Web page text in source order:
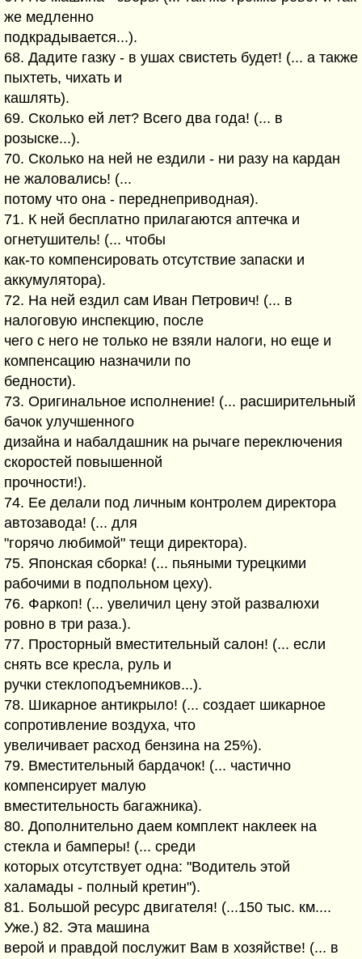
же медленно
подкрадывается...).
68. Дадите газку - в ушах свистеть будет! (... а также
пыхтеть, чихать и
кашлять).
69. Сколько ей лет? Всего два года! (... в
розыске...).
70. Сколько на ней не ездили - ни разу на кардан
не жаловались! (...
потому что она - переднеприводная).
71. К ней бесплатно прилагаются аптечка и
огнетушитель! (... чтобы
как-то компенсировать отсутствие запаски и
аккумулятора).
72. На ней ездил сам Иван Петрович! (... в
налоговую инспекцию, после
чего с него не только не взяли налоги, но еще и
компенсацию назначили по
бедности).
73. Оригинальное исполнение! (... расширительный
бачок улучшенного
дизайна и набалдашник на рычаге переключения
скоростей повышенной
прочности!).
74. Ее делали под личным контролем директора
автозавода! (... для
"горячо любимой" тещи директора).
75. Японская сборка! (... пьяными турецкими
рабочими в подпольном цеху).
76. Фаркоп! (... увеличил цену этой развалюхи
ровно в три раза.).
77. Просторный вместительный салон! (... если
снять все кресла, руль и
ручки стеклоподъемников...).
78. Шикарное антикрыло! (... создает шикарное
сопротивление воздуха, что
увеличивает расход бензина на 25%).
79. Вместительный бардачок! (... частично
компенсирует малую
вместительность багажника).
80. Дополнительно даем комплект наклеек на
стекла и бамперы! (... среди
которых отсутствует одна: "Водитель этой
халамады - полный кретин").
81. Большой ресурс двигателя! (...150 тыс. км....
Уже.) 82. Эта машина
верой и правдой послужит Вам в хозяйстве! (... в